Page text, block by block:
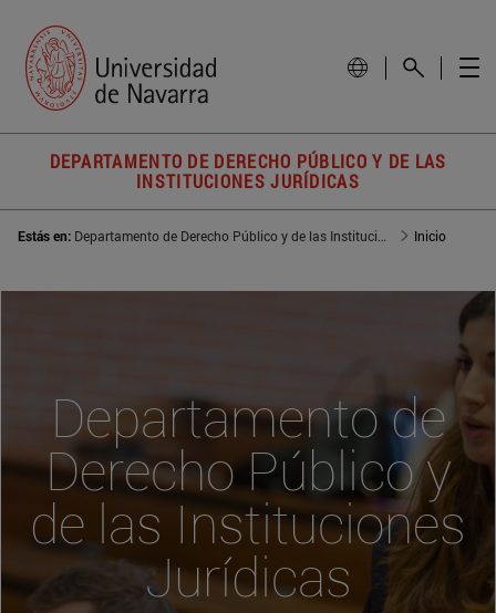
DEPARTAMENTO DE DERECHO PÚBLICO Y DE LAS
INSTITUCIONES JURÍDICAS
Estás en: Inicio
Departamento de
Derecho Público y
de las Instituciones
Jurídicas